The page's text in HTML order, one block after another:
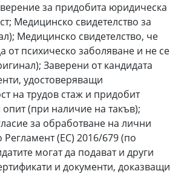
за придобита юридическа
Медицинско свидетелство за
Медицинско свидетелство, че
от психическо заболяване и не се
Заверени от кандидата
удостоверяващи
на трудов стаж и придобит
(при наличие на такъв);
за обработване на лични
Регламент (ЕС) 2016/679 (по
могат да подават и други
и документи, доказващи